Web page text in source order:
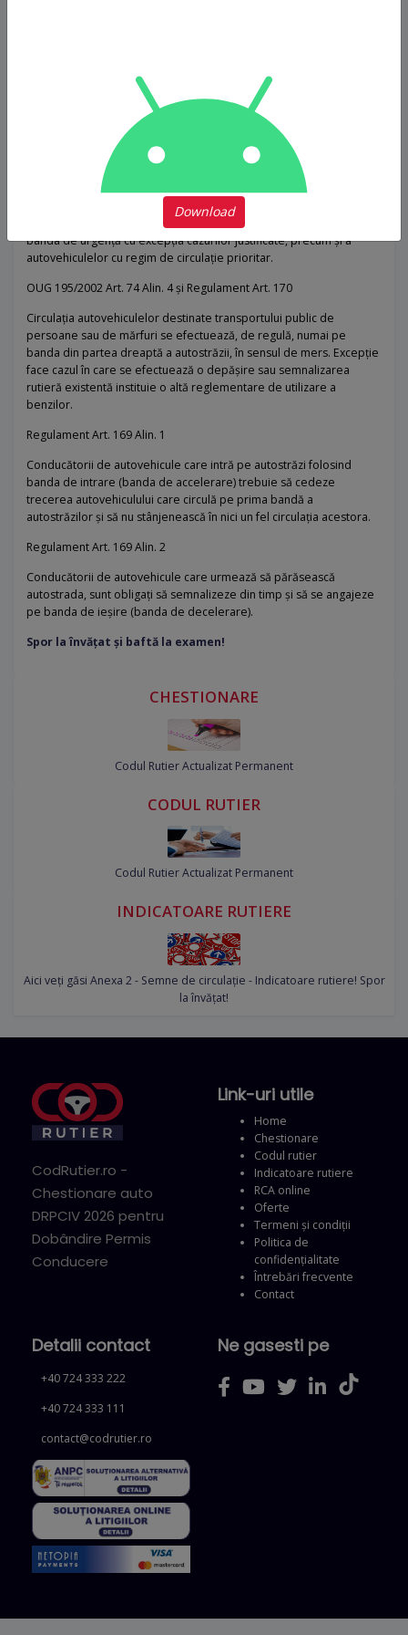
caravanele publicitare,
antrenamentele şi competiţiile sportive de orice fel,
OUG 195/2002 Art. 74 Alin. 3
Se interzice circulația, oprirea sau staționarea autovehiculelor pe
banda de urgență cu excepția cazurilor justificate, precum și a
autovehiculelor cu regim de circulație prioritar.
OUG 195/2002 Art. 74 Alin. 4 și Regulament Art. 170
Circulaţia autovehiculelor destinate transportului public de
persoane sau de mărfuri se efectuează, de regulă, numai pe
banda din partea dreaptă a autostrăzii, în sensul de mers. Excepție
face cazul în care se efectuează o depășire sau semnalizarea
rutieră existentă instituie o altă reglementare de utilizare a
benzilor.
Regulament Art. 169 Alin. 1
Conducătorii de autovehicule care intră pe autostrăzi folosind
banda de intrare (banda de accelerare) trebuie să cedeze
trecerea autovehiculului care circulă pe prima bandă a
autostrăzilor și să nu stânjenească în nici un fel circulația acestora.
Regulament Art. 169 Alin. 2
Conducătorii de autovehicule care urmează să părăsească
autostrada, sunt obligați să semnalizeze din timp și să se angajeze
pe banda de ieșire (banda de decelerare).
Spor la învățat și baftă la examen!
CHESTIONARE
Codul Rutier Actualizat Permanent
CODUL RUTIER
Codul Rutier Actualizat Permanent
INDICATOARE RUTIERE
Aici veți găsi Anexa 2 - Semne de circulație - Indicatoare rutiere! Spor
la învățat!
CodRutier.ro -
Chestionare auto
DRPCIV 2026 pentru
Dobândire Permis
Conducere
Link-uri utile
Home
Chestionare
Codul rutier
Indicatoare rutiere
RCA online
Oferte
Termeni și condiții
Politica de
confidențialitate
Întrebări frecvente
Contact
Detalii contact
+40 724 333 222
+40 724 333 111
contact@codrutier.ro
Ne gasesti pe
Download